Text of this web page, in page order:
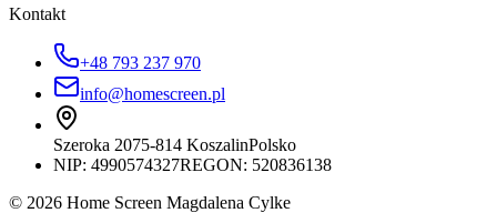
Kontakt
+48 793 237 970
info@homescreen.pl
Szeroka 2075-814 KoszalinPolsko
NIP: 4990574327REGON: 520836138
© 2026 Home Screen Magdalena Cylke